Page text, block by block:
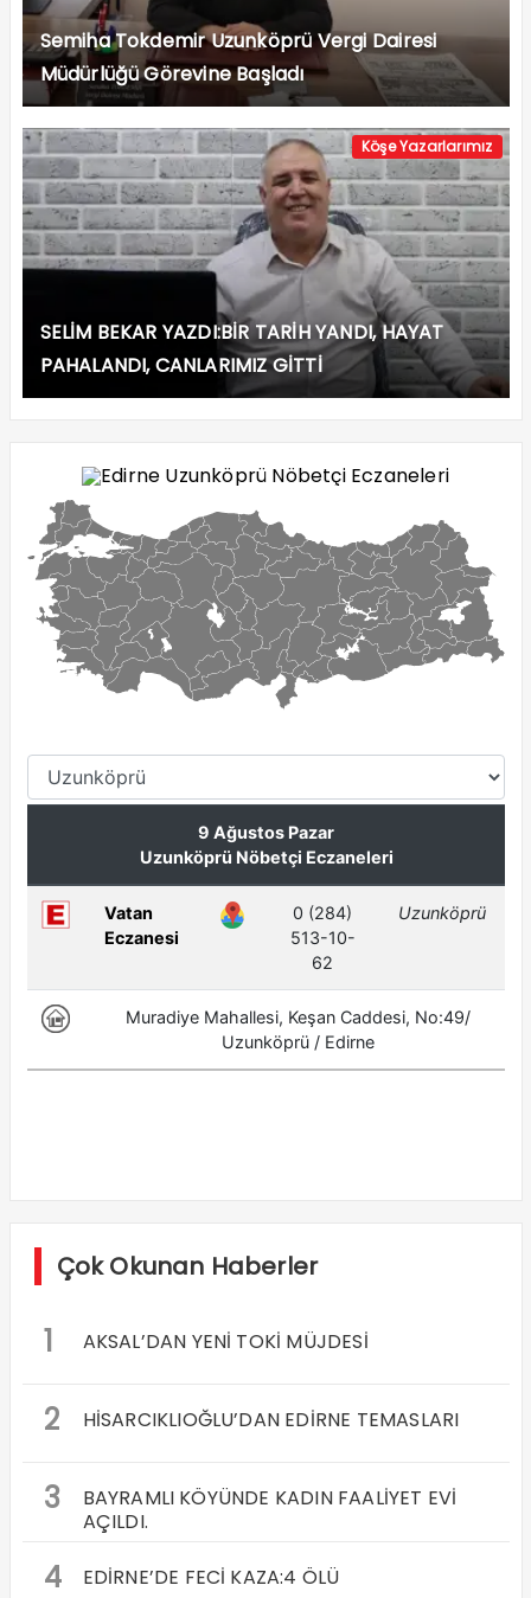
Semiha Tokdemir Uzunköprü Vergi Dairesi
Müdürlüğü Görevine Başladı
Köşe Yazarlarımız
SELİM BEKAR YAZDI:BİR TARİH YANDI, HAYAT
PAHALANDI, CANLARIMIZ GİTTİ
Çok Okunan Haberler
1 AKSAL’DAN YENİ TOKİ MÜJDESİ
2 HİSARCIKLIOĞLU’DAN EDİRNE TEMASLARI
3
BAYRAMLI KÖYÜNDE KADIN FAALİYET EVİ
AÇILDI.
4 EDİRNE’DE FECİ KAZA:4 ÖLÜ